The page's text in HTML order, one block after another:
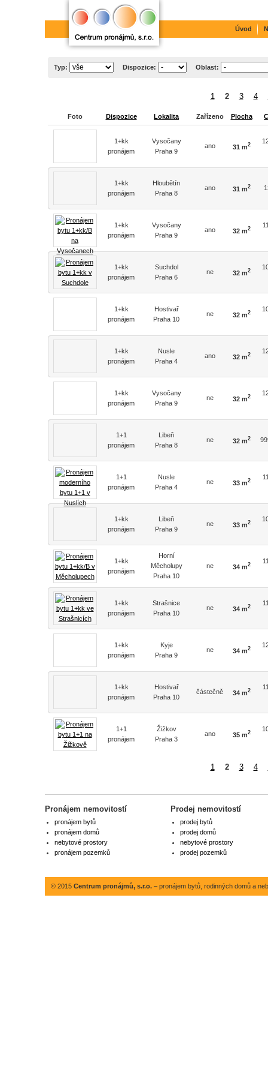
Typ: Dispozice: Oblast:
1 2 3 4
Foto Dispozice Lokalita Zařízeno Plocha
1+kk
pronájem
Vysočany
Praha 9
ano 31 m2
1+kk
pronájem
Hloubětín
Praha 8
ano 31 m2
1+kk
pronájem
Vysočany
Praha 9
ano 32 m2
1+kk
pronájem
Suchdol
Praha 6
ne 32 m2
1+kk
pronájem
Hostivař
Praha 10
ne 32 m2
1+kk
pronájem
Nusle
Praha 4
ano 32 m2
1+kk
pronájem
Vysočany
Praha 9
ne 32 m2
1+1
pronájem
Libeň
Praha 8
ne 32 m2
1+1
pronájem
Nusle
Praha 4
ne 33 m2
1+kk
pronájem
Libeň
Praha 9
ne 33 m2
1+kk
pronájem
Horní
Měcholupy
Praha 10
ne 34 m2
1+kk
pronájem
Strašnice
Praha 10
ne 34 m2
1+kk
pronájem
Kyje
Praha 9
ne 34 m2
1+kk
pronájem
Hostivař
Praha 10
částečně 34 m2
1+1
pronájem
Žižkov
Praha 3
ano 35 m2
1 2 3 4
Úvod
Pronájem nemovitostí
pronájem bytů
pronájem domů
nebytové prostory
pronájem pozemků
Prodej nemovitostí
prodej bytů
prodej domů
nebytové prostory
prodej pozemků
© 2015 Centrum pronájmů, s.r.o.– pronájem bytů, rodinných domů a